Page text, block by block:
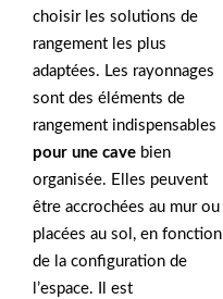
choisir les solutions de
rangement les plus
adaptées. Les rayonnages
sont des éléments de
rangement indispensables
pour une cave bien
organisée. Elles peuvent
être accrochées au mur ou
placées au sol, en fonction
de la configuration de
l’espace. Il est